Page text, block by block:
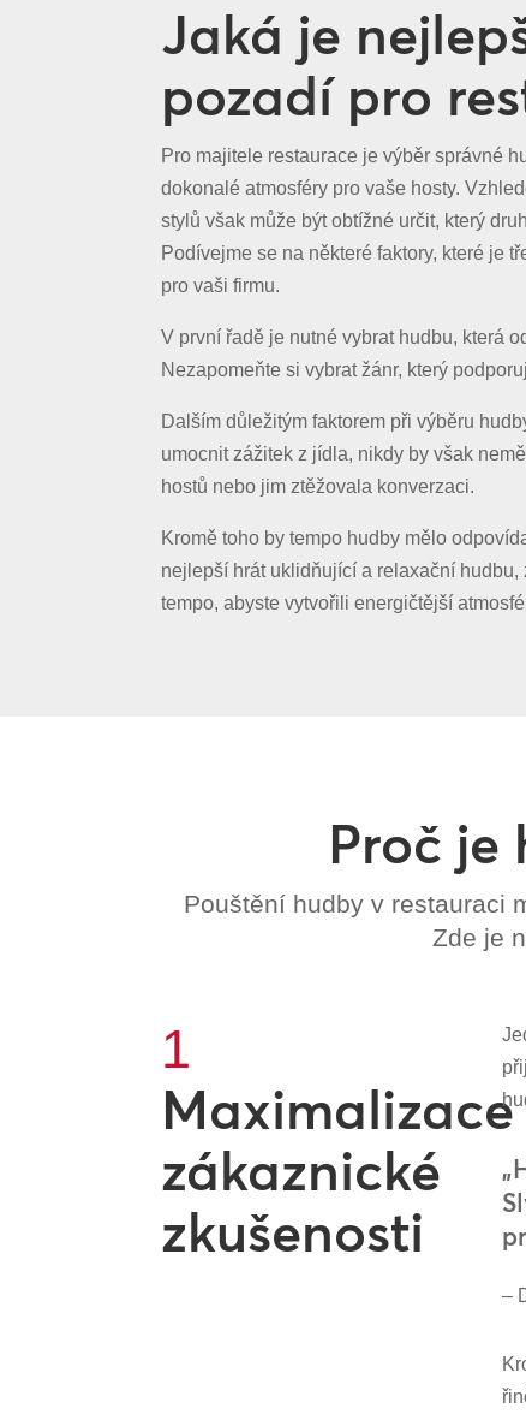
Jaká je
pozadí pro
Pro majitele restaurace je výběr správné
dokonalé atmosféry pro vaše hosty.
stylů však může být obtížné určit, který
Podívejme se na některé faktory, které je
pro vaši firmu.
V první řadě je nutné vybrat hudbu, která
Nezapomeňte si vybrat žánr, který
Dalším důležitým faktorem při výběru
umocnit zážitek z jídla, nikdy by však
hostů nebo jim ztěžovala konverzaci.
Kromě toho by tempo hudby mělo
nejlepší hrát uklidňující a relaxační
tempo, abyste vytvořili energičtější
Proč je
Pouštění hudby v restauraci
Zde je
1
Maximalizace
zákaznické
zkušenosti
–